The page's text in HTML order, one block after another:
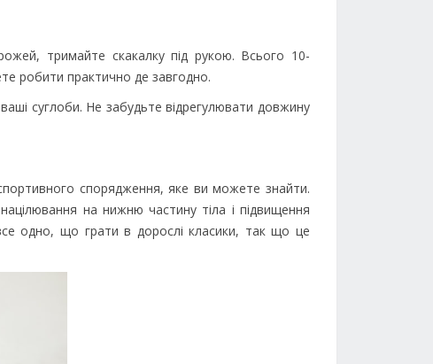
тримайте скакалку під рукою. Всього 10-
робити практично де завгодно.
суглоби. Не забудьте відрегулювати довжину
спорядження, яке ви можете знайти.
на нижню частину тіла і підвищення
одно, що грати в дорослі класики, так що це